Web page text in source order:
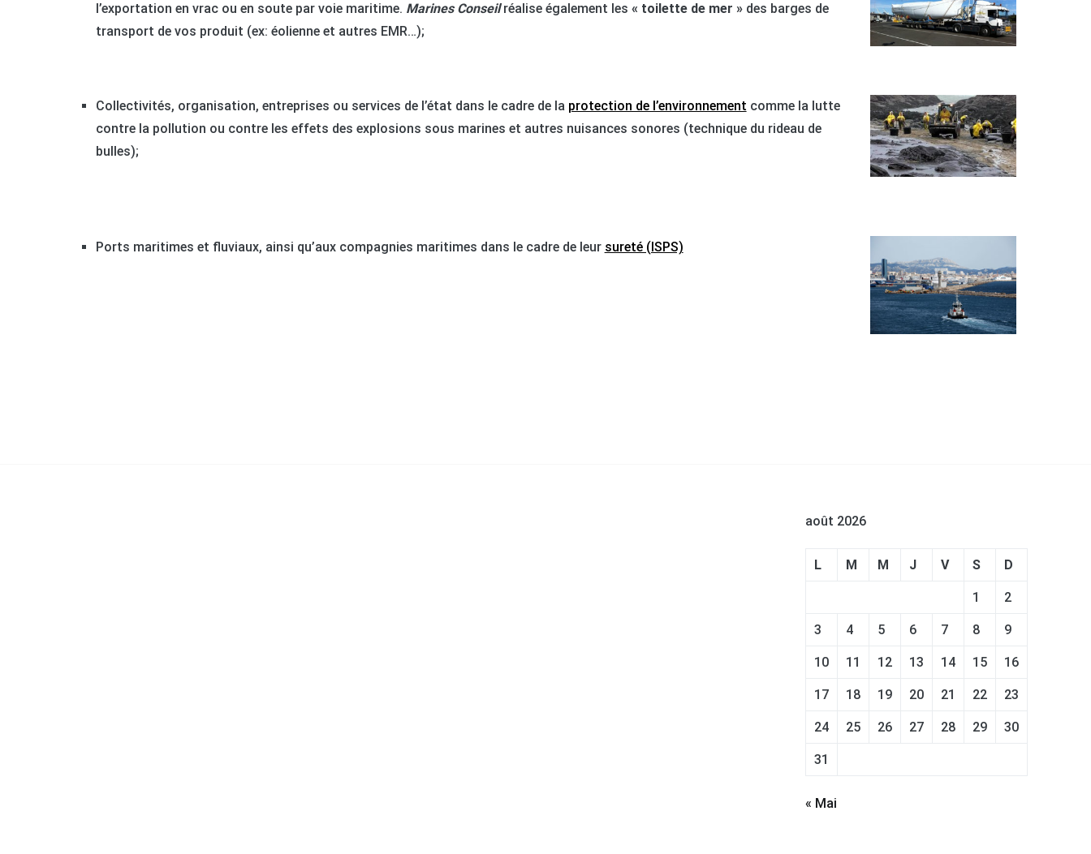
l’exportation en vrac ou en soute par voie maritime. Marines Conseilréalise également les « toilette de mer »des barges de
transport de vos produit (ex: éolienne et autres EMR…);
Collectivités, organisation, entreprises ou services de l’état dans le cadre de la protection de l’environnement comme la lutte
contre la pollution ou contre les effets des explosions sous marines et autres nuisances sonores (technique du rideau de
bulles);
Ports maritimes et fluviaux, ainsi qu’aux compagnies maritimes dans le cadre de leur sureté (ISPS)
août 2026
L M M J V S D
1 2
3 4 5 6 7 8 9
10 11 12 13 14 15 16
17 18 19 20 21 22 23
24 25 26 27 28 29 30
31
« Mai